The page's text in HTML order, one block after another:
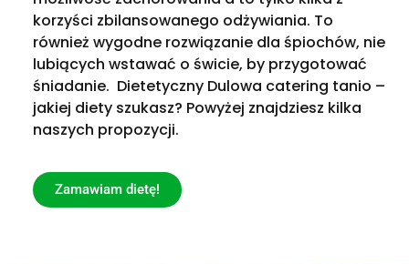
korzyści zbilansowanego odżywiania. To
również wygodne rozwiązanie dla śpiochów, nie
lubiących wstawać o świcie, by przygotować
śniadanie. Dietetyczny Dulowa catering tanio –
jakiej diety szukasz? Powyżej znajdziesz kilka
naszych propozycji.
Zamawiam dietę!